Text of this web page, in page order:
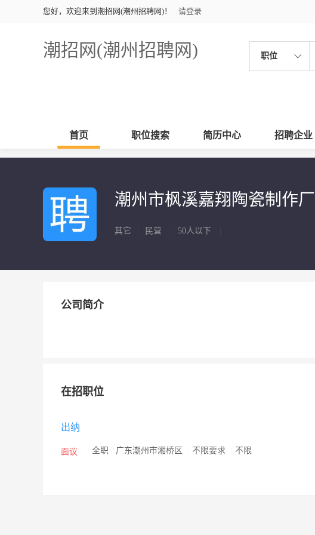
您好，欢迎来到潮招网(潮州招聘网)！ 请登录
潮招网(潮州招聘网) 职位
首页 职位搜索 简历中心 招聘企业
潮州市枫溪嘉翔陶瓷制作厂
其它 民营 50人以下
公司简介
在招职位
出纳
面议 全职 广东潮州市湘桥区 不限要求 不限